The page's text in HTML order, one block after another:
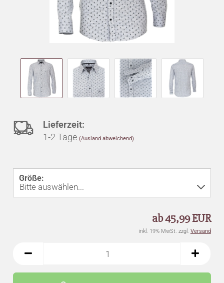
Auf
den
Lieferzeit:
1-2 Tage(Ausland abweichend)
Größe:
ab 45,99 EUR
inkl. 19% MwSt. zzgl. Versand